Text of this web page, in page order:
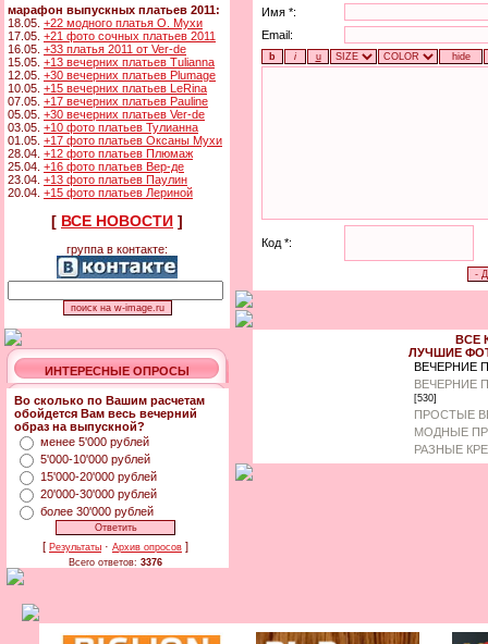
марафон выпускных платьев 2011:
18.05. +22 модного платья О. Мухи
17.05. +21 фото сочных платьев 2011
16.05. +33 платья 2011 от Ver-de
15.05. +13 вечерних платьев Tulianna
12.05. +30 вечерних платьев Plumage
10.05. +15 вечерних платьев LeRina
07.05. +17 вечерних платьев Pauline
05.05. +30 вечерних платьев Ver-de
03.05. +10 фото платьев Тулианна
01.05. +17 фото платьев Оксаны Мухи
28.04. +12 фото платьев Плюмаж
25.04. +16 фото платьев Вер-де
23.04. +13 фото платьев Паулин
20.04. +15 фото платьев Лериной
[ ВСЕ НОВОСТИ ]
группа в контакте:
ИНТЕРЕСНЫЕ ОПРОСЫ
Во сколько по Вашим расчетам
обойдется Вам весь вечерний
образ на выпускной?
менее 5'000 рублей
5'000-10'000 рублей
15'000-20'000 рублей
20'000-30'000 рублей
более 30'000 рублей
[ Результаты · Архив опросов ]
Всего ответов: 3376
Имя *:
Email:
Код *:
ВСЕ
ЛУЧШИЕ
ВЕЧЕРНИЕ
ВЕЧЕРНИЕ
[530]
ПРОСТЫЕ
МОДНЫЕ
РАЗНЫЕ